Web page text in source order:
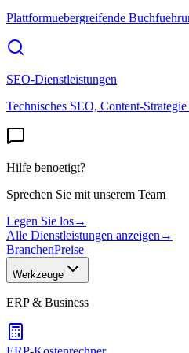
Plattformuebergreifende
SEO-Dienstleistungen
Technisches SEO, Content-
Hilfe benoetigt?
Sprechen Sie mit unserem Team
Legen Sie los→
Alle Dienstleistungen anzeigen →
BranchenPreise
Werkzeuge
ERP & Business